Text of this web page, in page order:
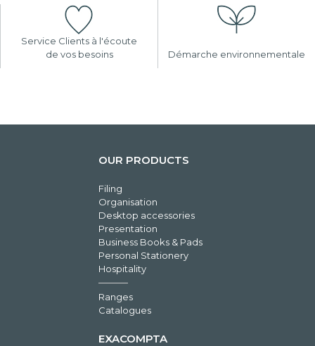
Service Clients à l'écoute
de vos besoins
Démarche environnementale
OUR PRODUCTS
Filing
Organisation
Desktop accessories
Presentation
Business Books & Pads
Personal Stationery
Hospitality
Ranges
Catalogues
EXACOMPTA